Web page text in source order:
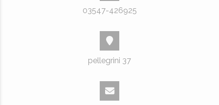
03547-426925
pellegrini 37